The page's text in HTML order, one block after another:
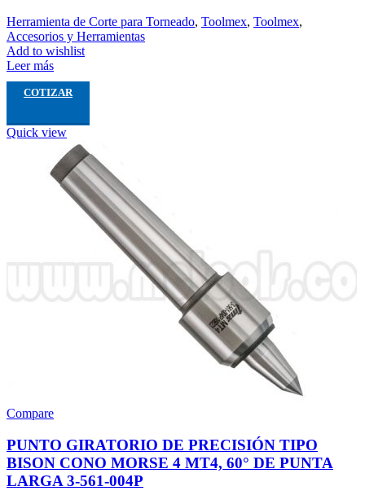
Herramienta de Corte para Torneado, Toolmex, Toolmex,
Accesorios y Herramientas
Add to wishlist
Leer más
COTIZAR
Quick view
Compare
PUNTO GIRATORIO DE PRECISIÓN TIPO
BISON CONO MORSE 4 MT4, 60° DE PUNTA
LARGA 3-561-004P